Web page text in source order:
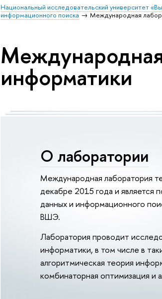
Национальный исследовательский университет
информационного поиска
Международная
информатики
О лаборатории
Международная лаборатория
декабре 2015 года и является
данных и информационного
ВШЭ.
Лаборатория проводит
информатики, в том числе в
алгоритмическая теория
комбинаторная оптимизация и